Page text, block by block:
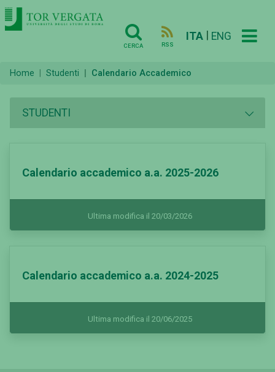
CERCA RSS
ITA ENG
Home Studenti Calendario Accademico
STUDENTI
Calendario accademico a.a. 2025-2026
Ultima modifica il 20/03/2026
Calendario accademico a.a. 2024-2025
Ultima modifica il 20/06/2025